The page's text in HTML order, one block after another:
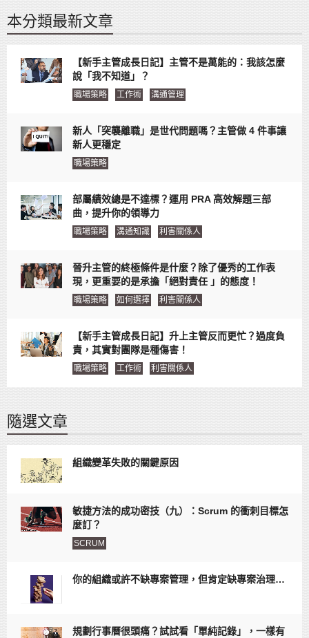
本分類最新文章
【新手主管成長日記】主管不是萬能的：我該怎麼
說「我不知道」？
職場策略 工作術 溝通管理
新人「突襲離職」是世代問題嗎？主管做 4 件事讓
新人更穩定
職場策略
部屬績效總是不達標？運用 PRA 高效解題三部
曲，提升你的領導力
職場策略 溝通知識 利害關係人
晉升主管的終極條件是什麼？除了優秀的工作表
現，更重要的是承擔「絕對責任 」的態度！
職場策略 如何選擇 利害關係人
【新手主管成長日記】升上主管反而更忙？過度負
責，其實對團隊是種傷害！
職場策略 工作術 利害關係人
隨選文章
組織變革失敗的關鍵原因
敏捷方法的成功密技（九）：Scrum 的衝刺目標怎
麼訂？
SCRUM
你的組織或許不缺專案管理，但肯定缺專案治理…
規劃行事曆很頭痛？試試看「單純記錄」，一樣有